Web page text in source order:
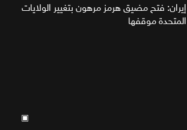
إيران: فتح مضيق هرمز مرهون بتغيير الولايات
المتحدة موقفها
▣